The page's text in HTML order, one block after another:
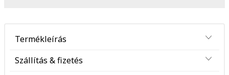
Termékleírás
Szállítás & fizetés